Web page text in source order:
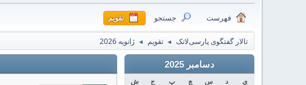
فهرست جستجو تقویم
تالار گفتگوی پارسی‌لاتک ◄ تقویم ◄ ژانویه 2026
دسامبر 2025
ي د س چ پ ج ش